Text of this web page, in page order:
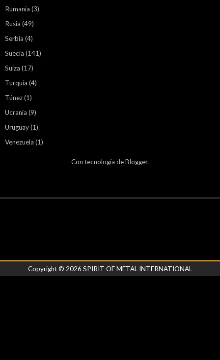
Rumania (3)
Rusia (49)
Serbia (4)
Suecia (141)
Suiza (17)
Turquía (4)
Túnez(1)
Ucrania (9)
Uruguay(1)
Venezuela (1)
Con tecnología deBlogger.
Copyright © 2026 SPIRIT OF METAL INTERNATIONAL